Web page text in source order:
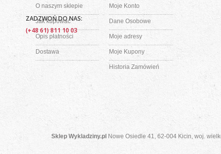
O naszym sklepie
Jak kupować
Opis płatności
Dostawa
Moje Konto
Dane Osobowe
Moje adresy
Moje Kupony
Historia Zamówień
Sklep Wykladziny.pl Nowe Osiedle 41, 62-004 Kicin, woj.
ZADZWOŃ DO NAS:
(+48 61) 811 10 03